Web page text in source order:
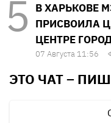
В ХАРЬКОВЕ
ПРИСВОИЛА
ЦЕНТРЕ
07 Августа 11:56
ЭТО ЧАТ –